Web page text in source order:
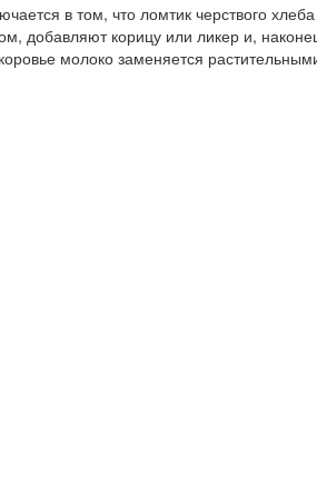
в том, что ломтик черствого
добавляют корицу или ликер и,
молоко заменяется